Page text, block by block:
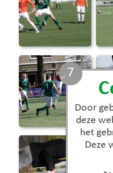
Door
deze
het
Deze
6